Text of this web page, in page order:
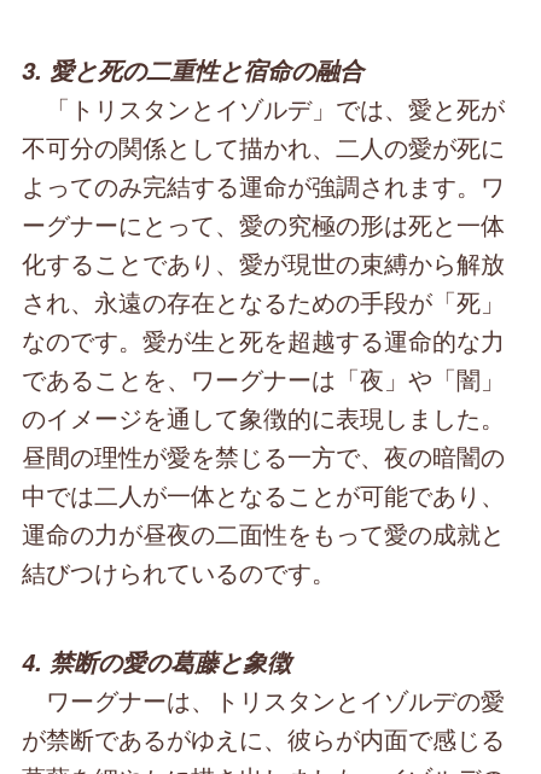
3. 愛と死の二重性と宿命の融合
「トリスタンとイゾルデ」では、愛と死が
不可分の関係として描かれ、二人の愛が死に
よってのみ完結する運命が強調されます。ワ
ーグナーにとって、愛の究極の形は死と一体
化することであり、愛が現世の束縛から解放
され、永遠の存在となるための手段が「死」
なのです。愛が生と死を超越する運命的な力
であることを、ワーグナーは「夜」や「闇」
のイメージを通して象徴的に表現しました。
昼間の理性が愛を禁じる一方で、夜の暗闇の
中では二人が一体となることが可能であり、
運命の力が昼夜の二面性をもって愛の成就と
結びつけられているのです。
4. 禁断の愛の葛藤と象徴
ワーグナーは、トリスタンとイゾルデの愛
が禁断であるがゆえに、彼らが内面で感じる